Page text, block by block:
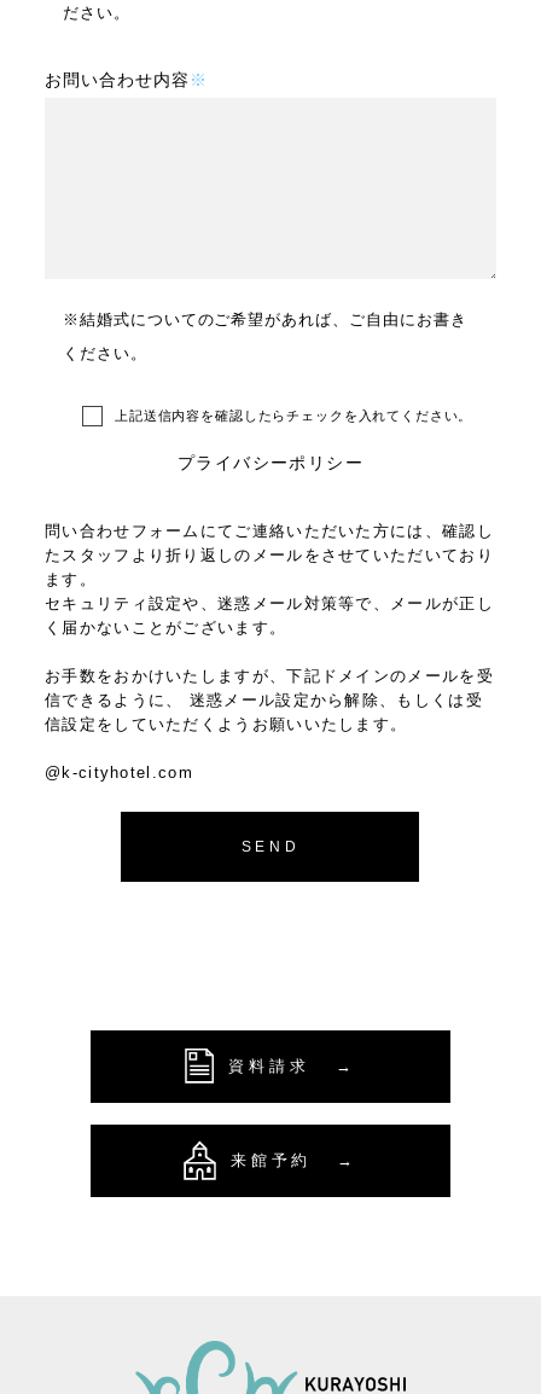
ださい。
お問い合わせ内容 ※
※結婚式についてのご希望があれば、ご自由にお書き
ください。
上記送信内容を確認したらチェックを入れてください。
プライバシーポリシー
問い合わせフォームにてご連絡いただいた方には、確認し
たスタッフより折り返しのメールをさせていただいており
ます。
セキュリティ設定や、迷惑メール対策等で、メールが正し
く届かないことがございます。
お手数をおかけいたしますが、下記ドメインのメールを受
信できるように、 迷惑メール設定から解除、もしくは受
信設定をしていただくようお願いいたします。
@k-cityhotel.com
SEND
資料請求 →
来館予約 →